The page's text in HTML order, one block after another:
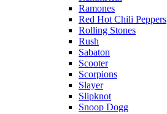
Ramones
Red Hot Chili Peppers
Rolling Stones
Rush
Sabaton
Scooter
Scorpions
Slayer
Slipknot
Snoop Dogg